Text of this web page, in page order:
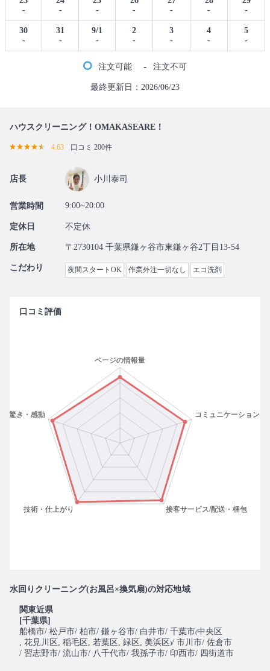
-
-
-
-
-
-
-
30
-
31
-
9/1
-
2
-
3
-
4
-
5
-
注文可能 - 注文不可
最終更新日：2026/06/23
ハウスクリーニング！OMAKASEARE！
4.63 口コミ 200件
店長 小川泰司
営業時間 9:00~20:00
定休日 不定休
所在地 〒2730104 千葉県鎌ヶ谷市東鎌ヶ谷2丁目13-54
こだわり 夜間スタートOK 作業外注一切なし エコ洗剤
口コミ評価
水回りクリーニング(お風呂×換気扇)の対応地域
関東近県
[千葉県]
船橋市/ 松戸市/ 柏市/ 鎌ヶ谷市/ 白井市/ 千葉市(中央区
, 花見川区 , 稲毛区 , 若葉区 , 緑区 , 美浜区)/ 市川市/ 佐倉市
/ 習志野市/ 流山市/ 八千代市/ 我孫子市/ 印西市/ 四街道市